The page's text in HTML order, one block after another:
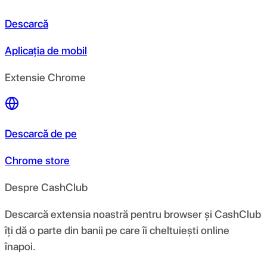
Descarcă
Aplicația de mobil
Extensie Chrome
Descarcă de pe
Chrome store
Despre CashClub
Descarcă extensia noastră pentru browser și CashClub
îți dă o parte din banii pe care îi cheltuiești online
înapoi.